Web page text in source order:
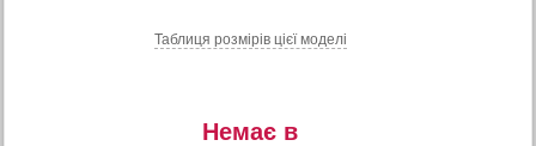
Таблиця розмiрiв цiєї моделi
Немає в